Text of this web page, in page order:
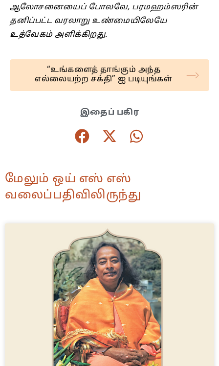
ஆலோசனையைப் போலவே, பரமஹம்ஸரின்
தனிப்பட்ட வரலாறு உண்மையிலேயே
உத்வேகம் அளிக்கிறது.
“உங்களைத்‌ தாங்கும் அந்த
எல்லையற்ற சக்தி” ஐ படியுங்கள்
இதைப் பகிர
மேலும் ஒய் எஸ் எஸ்
வலைப்பதிவிலிருந்து